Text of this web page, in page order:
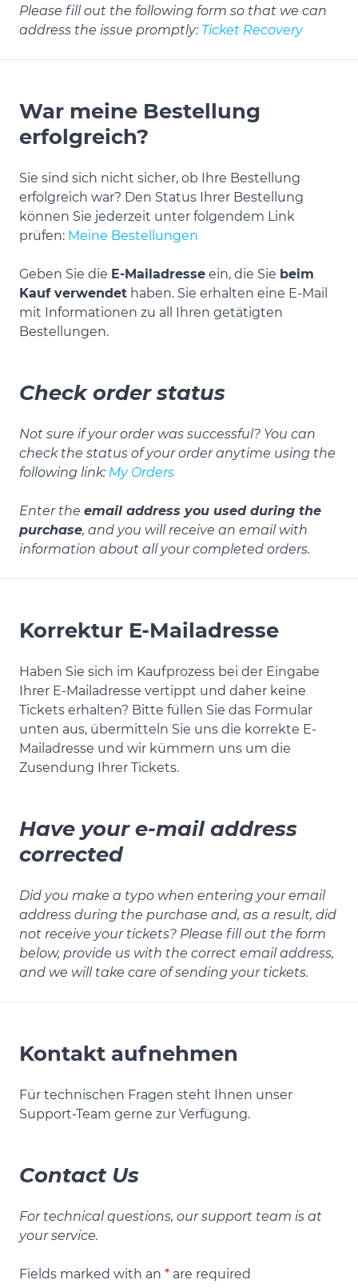
Please fill out the following form so that we can
address the issue promptly: Ticket Recovery
War meine Bestellung
erfolgreich?
Sie sind sich nicht sicher, ob Ihre Bestellung
erfolgreich war? Den Status Ihrer Bestellung
können Sie jederzeit unter folgendem Link
prüfen: Meine Bestellungen
Geben Sie die E-Mailadresse ein, die Sie beim
Kauf verwendet haben. Sie erhalten eine E-Mail
mit Informationen zu all Ihren getätigten
Bestellungen.
Check order status
Not sure if your order was successful? You can
check the status of your order anytime using the
following link: My Orders
Enter the email address you used during the
purchase, and you will receive an email with
information about all your completed orders.
Korrektur E-Mailadresse
Haben Sie sich im Kaufprozess bei der Eingabe
Ihrer E-Mailadresse vertippt und daher keine
Tickets erhalten? Bitte füllen Sie das Formular
unten aus, übermitteln Sie uns die korrekte E-
Mailadresse und wir kümmern uns um die
Zusendung Ihrer Tickets.
Have your e-mail address
corrected
Did you make a typo when entering your email
address during the purchase and, as a result, did
not receive your tickets? Please fill out the form
below, provide us with the correct email address,
and we will take care of sending your tickets.
Kontakt aufnehmen
Für technischen Fragen steht Ihnen unser
Support-Team gerne zur Verfügung.
Contact Us
For technical questions, our support team is at
your service.
Fields marked with an * are required